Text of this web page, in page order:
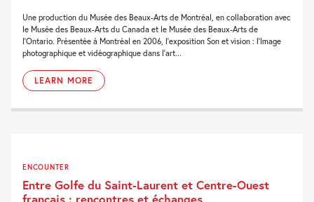
Une production du Musée des Beaux-Arts de Montréal, en collaboration avec
le Musée des Beaux-Arts du Canada et le Musée des Beaux-Arts de
l’Ontario. Présentée à Montréal en 2006, l’exposition Son et vision : l’Image
photographique et vidéographique dans l’art...
LEARN MORE
ENCOUNTER
Entre Golfe du Saint-Laurent et Centre-Ouest
français : rencontres et échanges